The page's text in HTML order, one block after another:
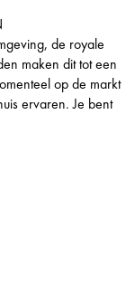
de royale
maken dit tot een
op de markt
ervaren. Je bent